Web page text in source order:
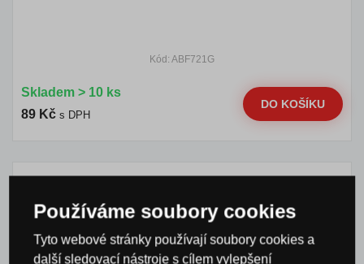
Kód: ABF721G
Skladem > 10 ks
89 Kč s DPH
DO KOŠÍKU
Používáme soubory cookies
Tyto webové stránky používají soubory cookies a
další sledovací nástroje s cílem vylepšení